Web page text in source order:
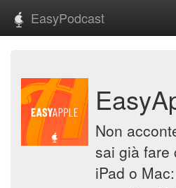
EasyPodcast
Non
sai già fare
iPad o